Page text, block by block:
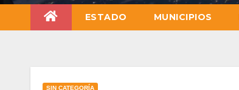
ESTADO MUNICIPIOS
SIN CATEGORÍA